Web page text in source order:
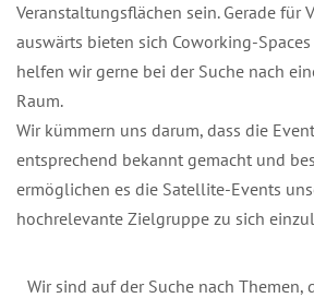
Veranstaltungsflächen sein. Gerade für
auswärts bieten sich Coworking-
helfen wir gerne bei der Suche nach
Raum.
Wir kümmern uns darum, dass die
entsprechend bekannt gemacht und
ermöglichen es die Satellite-Events
hochrelevante Zielgruppe zu sich
Wir sind auf der Suche nach Themen,